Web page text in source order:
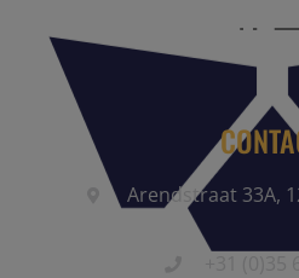
Arendstraat 33A,